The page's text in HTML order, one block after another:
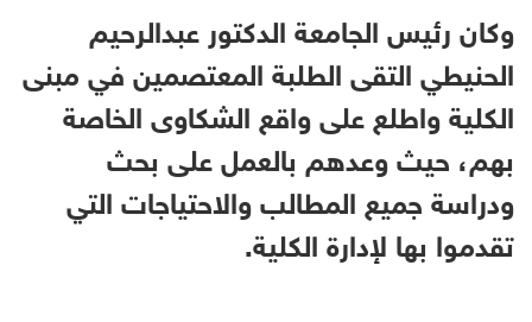
وكان رئيس الجامعة الدكتور عبدالرحيم
الحنيطي التقى الطلبة المعتصمين في مبنى
الكلية واطلع على واقع الشكاوى الخاصة
بهم، حيث وعدهم بالعمل على بحث
ودراسة جميع المطالب والاحتياجات التي
تقدموا بها لإدارة الكلية.